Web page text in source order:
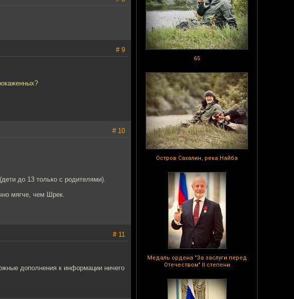
65
Остров Сахалин, река Найба
Медаль ордена "За заслуги перед
Отечеством" II степени
# 9
# 10
до 13 только с родителями).
мягче, чем Шрек.
# 11
дополнения к информации ничего